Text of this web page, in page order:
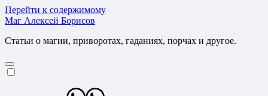
Перейти к содержимому
Маг Алексей Борисов
Статьи о магии, приворотах, гаданиях, порчах и другое.